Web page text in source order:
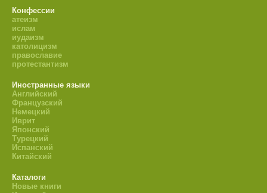
Конфессии
атеизм
ислам
иудаизм
католицизм
православие
протестантизм
Иностранные языки
Английский
Французский
Немецкий
Иврит
Японский
Турецкий
Испанский
Китайский
Каталоги
Новые книги